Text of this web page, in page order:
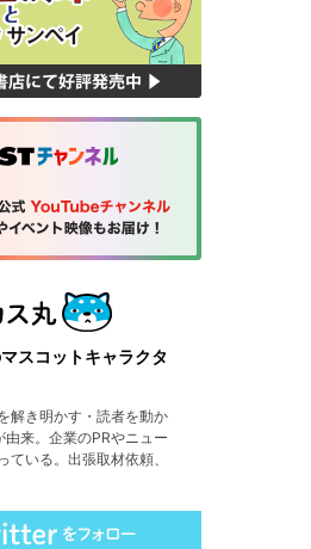
スコットキャラクタ
解き明かす・読者を動か
来。企業のPRやニュー
ている。出張取材依頼、